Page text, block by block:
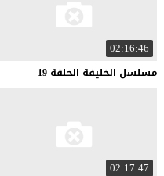
02:16:46
مسلسل الخليفة الحلقة 19
02:17:47